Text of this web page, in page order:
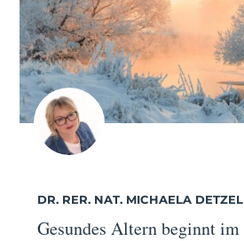
DR. RER. NAT. MICHAELA DETZEL
Gesundes Altern beginnt